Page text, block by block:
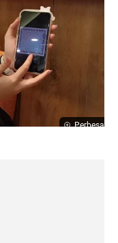
Perbesar